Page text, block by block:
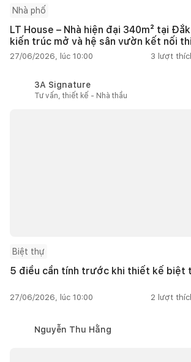
Nhà phố
LT House – Nhà hiện đại 340m² tại
kiến trúc mở và hệ sân vườn kết nối
27/06/2026, lúc 10:00 3 lượt
3A Signature
Tư vấn, thiết kế - Nhà thầu
Biệt thự
5 điều cần tính trước khi thiết kế biệt
27/06/2026, lúc 10:00 2 lượt
Nguyễn Thu Hằng